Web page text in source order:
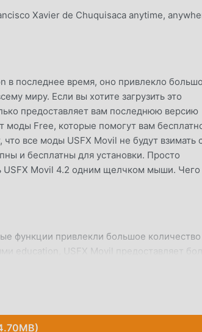
Xavier de Chuquisaca anytime,
в последнее время, оно привлекло
миру. Если вы хотите загрузить это
предоставляет вам последнюю версию
моды Free, которые помогут вам
все моды USFX Movil не будут взимать
и бесплатны для установки. Просто
USFX Movil 4.2 одним щелчком мыши.
функции привлекли большое количество
education, USFX Movil предоставляет
загрузить и установить USFX Movil
опытом друг с другом, делиться